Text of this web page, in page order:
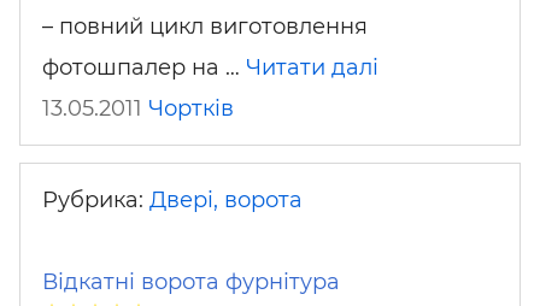
– повний цикл виготовлення
фотошпалер на … Читати далі
13.05.2011 Чортків
Рубрика: Двері, ворота
Відкатні ворота фурнітура